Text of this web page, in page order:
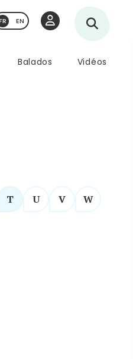
Balados Vidéos
EN
T U V W